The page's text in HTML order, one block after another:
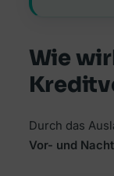
Wie
Durch das
Vor- und